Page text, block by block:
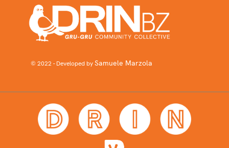
© 2022 - Developed bySamuele Marzola